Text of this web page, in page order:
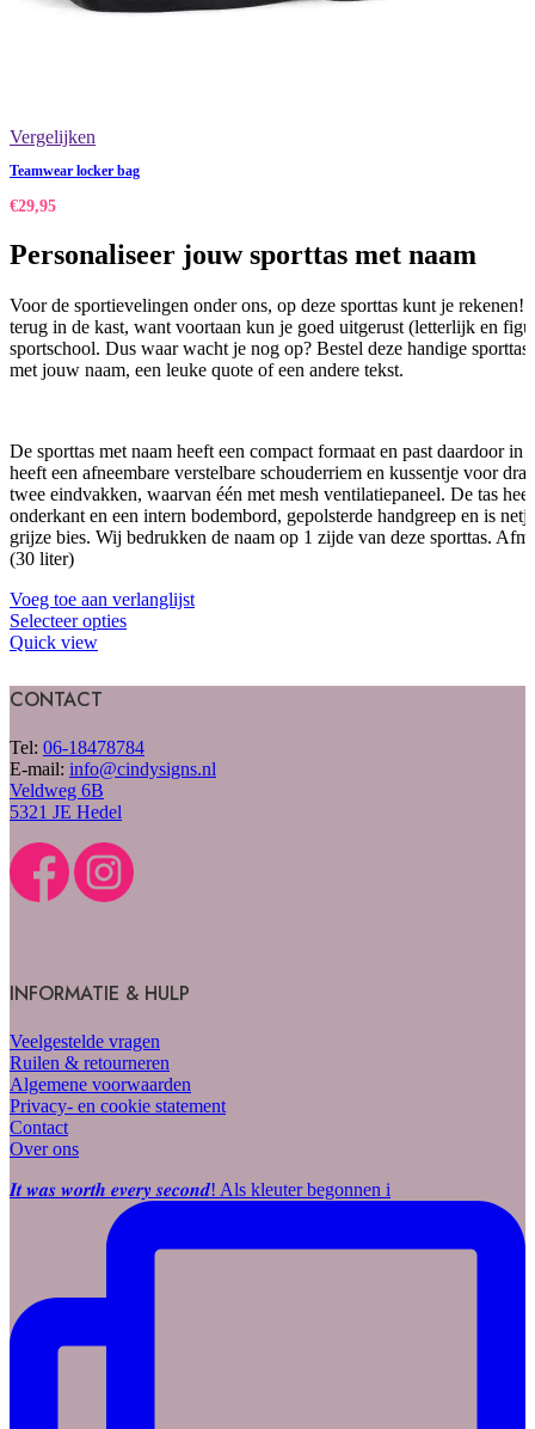
Vergelijken
Teamwear locker bag
€29,95
Personaliseer jouw sporttas met naam
Voor de sportievelingen onder ons, op deze sporttas kunt je rekenen!
terug in de kast, want voortaan kun je goed uitgerust (letterlijk en
sportschool. Dus waar wacht je nog op? Bestel deze handige
met jouw naam, een leuke quote of een andere tekst.
De sporttas met naam heeft een compact formaat en past daardoor in
heeft een afneembare verstelbare schouderriem en kussentje voor
twee eindvakken, waarvan één met mesh ventilatiepaneel. De tas
onderkant en een intern bodembord, gepolsterde handgreep en is
grijze bies. Wij bedrukken de naam op 1 zijde van deze sporttas.
(30 liter)
Voeg toe aan verlanglijst
Selecteer opties
Quick view
CONTACT
Tel: 06-18478784
E-mail: info@cindysigns.nl
Veldweg 6B
5321 JE Hedel
INFORMATIE & HULP
Veelgestelde vragen
Ruilen & retourneren
Algemene voorwaarden
Privacy- en cookie statement
Contact
Over ons
𝑰𝒕 𝒘𝒂𝒔 𝒘𝒐𝒓𝒕𝒉 𝒆𝒗𝒆𝒓𝒚 𝒔𝒆𝒄𝒐𝒏𝒅! Als kleuter begonnen i